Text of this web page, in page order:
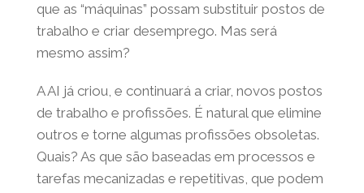
Muito se tem falado sobre a preocupação
de que as “máquinas” possam substituir
postos de trabalho e criar desemprego. Mas
A AI já criou, e continuará a criar, novos
postos de trabalho e profissões. É natural
que elimine outros e torne algumas
profissões obsoletas. Quais? As que são